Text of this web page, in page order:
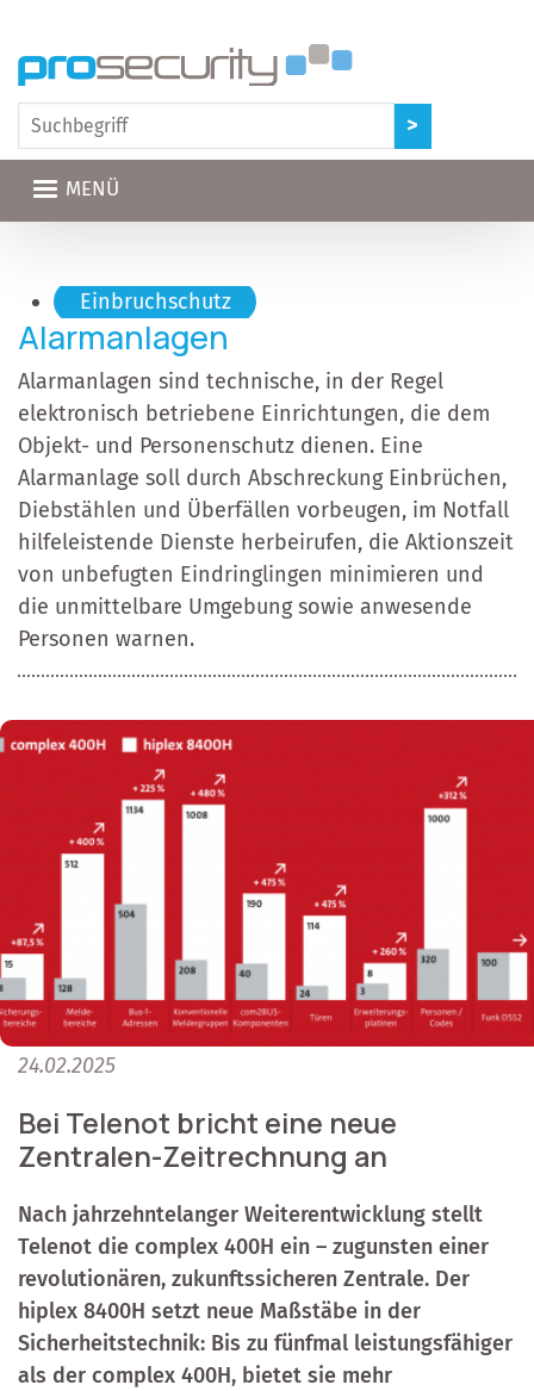
MENÜ
Hauptnavigation
Einbruchschutz
Alarmanlagen
Alarmanlagen sind technische, in der Regel
elektronisch betriebene Einrichtungen, die dem
Objekt- und Personenschutz dienen. Eine
Alarmanlage soll durch Abschreckung Einbrüchen,
Diebstählen und Überfällen vorbeugen, im Notfall
hilfeleistende Dienste herbeirufen, die Aktionszeit
von unbefugten Eindringlingen minimieren und
die unmittelbare Umgebung sowie anwesende
Personen warnen.
24.02.2025
Bei Telenot bricht eine neue
Zentralen-Zeitrechnung an
Nach jahrzehntelanger Weiterentwicklung stellt
Telenot die complex 400H ein – zugunsten einer
revolutionären, zukunftssicheren Zentrale. Der
hiplex 8400H setzt neue Maßstäbe in der
Sicherheitstechnik: Bis zu fünfmal leistungsfähiger
als der complex 400H, bietet sie mehr